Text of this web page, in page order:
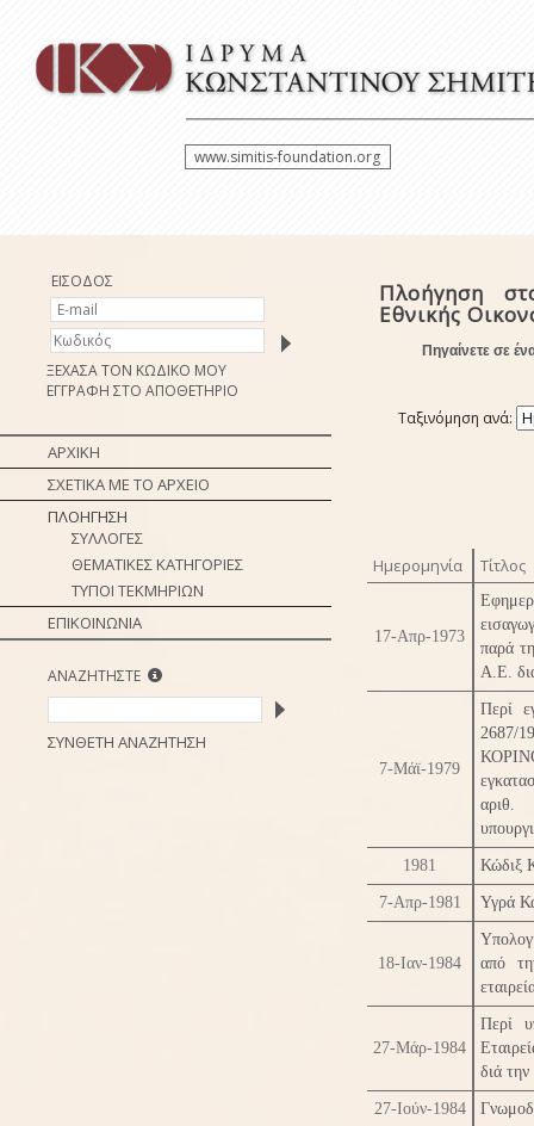
www.simitis-foundation.org
ΕΙΣΟΔΟΣ
ΞΕΧΑΣΑ ΤΟΝ ΚΩΔΙΚΟ ΜΟΥ
ΕΓΓΡΑΦΗ ΣΤΟ ΑΠΟΘΕΤΗΡΙΟ
ΑΡΧΙΚΗ
ΣΧΕΤΙΚΑ ΜΕ ΤΟ ΑΡΧΕΙΟ
ΠΛΟΗΓΗΣΗ
ΣΥΛΛΟΓΕΣ
ΘΕΜΑΤΙΚΕΣ ΚΑΤΗΓΟΡΙΕΣ
ΤΥΠΟΙ ΤΕΚΜΗΡΙΩΝ
ΕΠΙΚΟΙΝΩΝΙΑ
ΑΝΑΖΗΤΗΣΤΕ
ΣΥΝΘΕΤΗ ΑΝΑΖΗΤΗΣΗ
Πλοήγηση
Εθνικής
Πηγαίνετε σε
Ταξινόμηση ανά:
Ημερομηνία Τίτλος
17-Απρ-1973
παρά
Α.Ε.
7-Μάϊ-1979
Περί
2687/
αριθ.
1981 Κώδιξ
7-Απρ-1981 Υγρά
18-Ιαν-1984
από
27-Μάρ-1984
Περί
διά
27-Ιούν-1984